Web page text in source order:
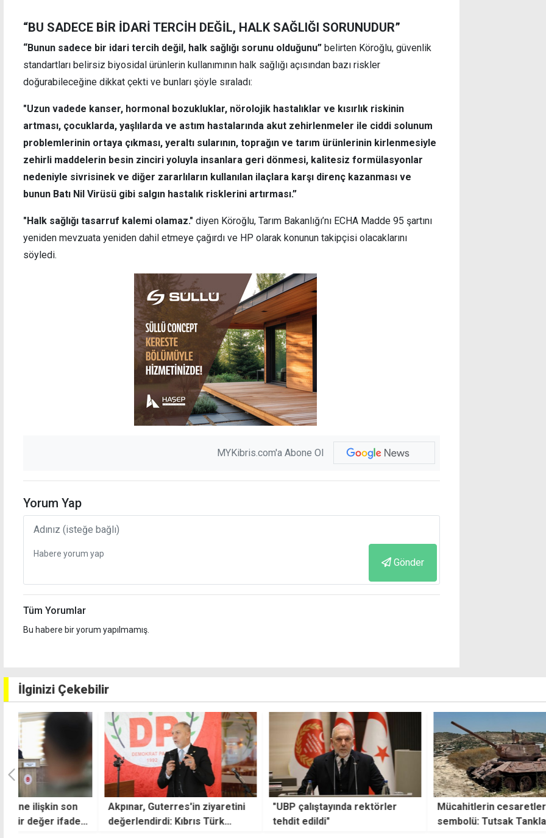
“BU SADECE BİR İDARİ TERCİH DEĞİL, HALK SAĞLIĞI SORUNUDUR”
“Bunun sadece bir idari tercih değil, halk sağlığı sorunu olduğunu” belirten Köroğlu, güvenlik
standartları belirsiz biyosidal ürünlerin kullanımının halk sağlığı açısından bazı riskler
doğurabileceğine dikkat çekti ve bunları şöyle sıraladı:
"Uzun vadede kanser, hormonal bozukluklar, nörolojik hastalıklar ve kısırlık riskinin
artması, çocuklarda, yaşlılarda ve astım hastalarında akut zehirlenmeler ile ciddi solunum
problemlerinin ortaya çıkması, yeraltı sularının, toprağın ve tarım ürünlerinin kirlenmesiyle
zehirli maddelerin besin zinciri yoluyla insanlara geri dönmesi, kalitesiz formülasyonlar
nedeniyle sivrisinek ve diğer zararlıların kullanılan ilaçlara karşı direnç kazanması ve
bunun Batı Nil Virüsü gibi salgın hastalık risklerini artırması.”
"Halk sağlığı tasarruf kalemi olamaz." diyen Köroğlu, Tarım Bakanlığı’nı ECHA Madde 95 şartını
yeniden mevzuata yeniden dahil etmeye çağırdı ve HP olarak konunun takipçisi olacaklarını
söyledi.
MYKibris.com'a Abone Ol
Yorum Yap
Gönder
Tüm Yorumlar
Bu habere bir yorum yapılmamış.
İlginizi Çekebilir
Akpınar, Guterres'in ziyaretini
değerlendirdi: Kıbrıs Türk
"UBP çalıştayında rektörler
tehdit edildi"
Mücahitlerin cesaretlerinin
sembolü: Tutsak Tanklar